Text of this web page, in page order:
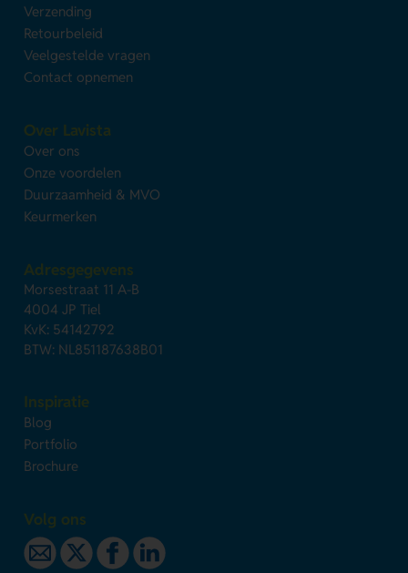
Verzending
Retourbeleid
Veelgestelde vragen
Contact opnemen
Over Lavista
Over ons
Onze voordelen
Duurzaamheid & MVO
Keurmerken
Adresgegevens
Morsestraat 11 A-B
4004 JP Tiel
KvK: 54142792
BTW: NL851187638B01
Inspiratie
Blog
Portfolio
Brochure
Volg ons